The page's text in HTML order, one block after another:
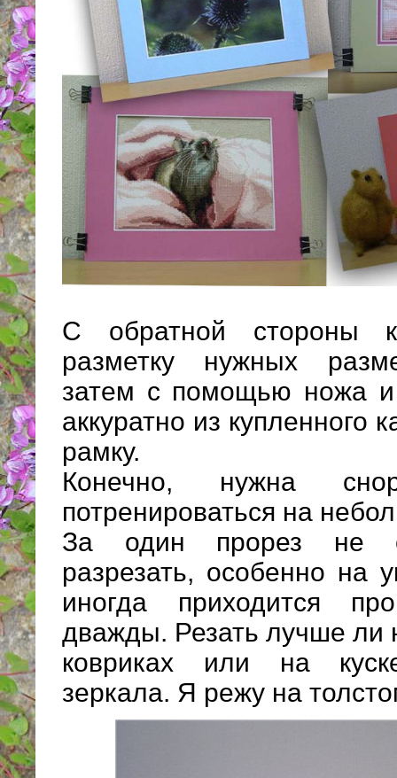
С обратной стороны
разметку нужных
затем с помощью ножа и
аккуратно из купленного
рамку.
Конечно, нужна
потренироваться на
За один прорез не
разрезать, особенно на
иногда приходится
дважды. Резать лучше ли
ковриках или на
зеркала. Я режу на